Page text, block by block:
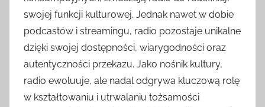
swojej funkcji kulturowej. Jednak nawet w dobie
podcastów i streamingu, radio pozostaje unikalne
dzięki swojej dostępności, wiarygodności oraz
autentyczności przekazu. Jako nośnik kultury,
radio ewoluuje, ale nadal odgrywa kluczową rolę
w kształtowaniu i utrwalaniu tożsamości